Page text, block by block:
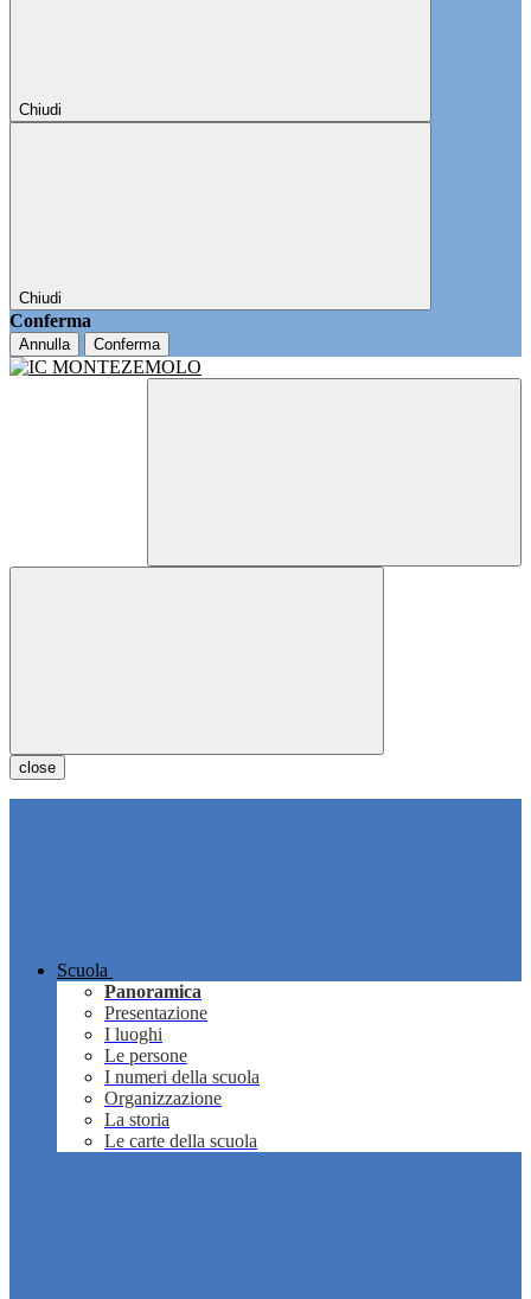
Chiudi
Chiudi
Conferma
Annulla Conferma
close
Scuola
Panoramica
Presentazione
I luoghi
Le persone
I numeri della scuola
Organizzazione
La storia
Le carte della scuola